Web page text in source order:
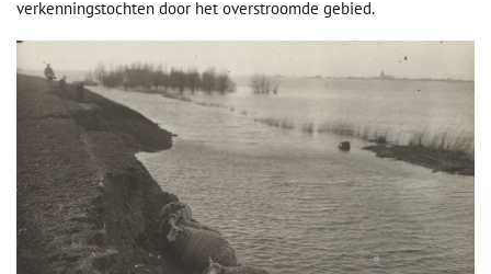
verkenningstochten door het overstroomde gebied.